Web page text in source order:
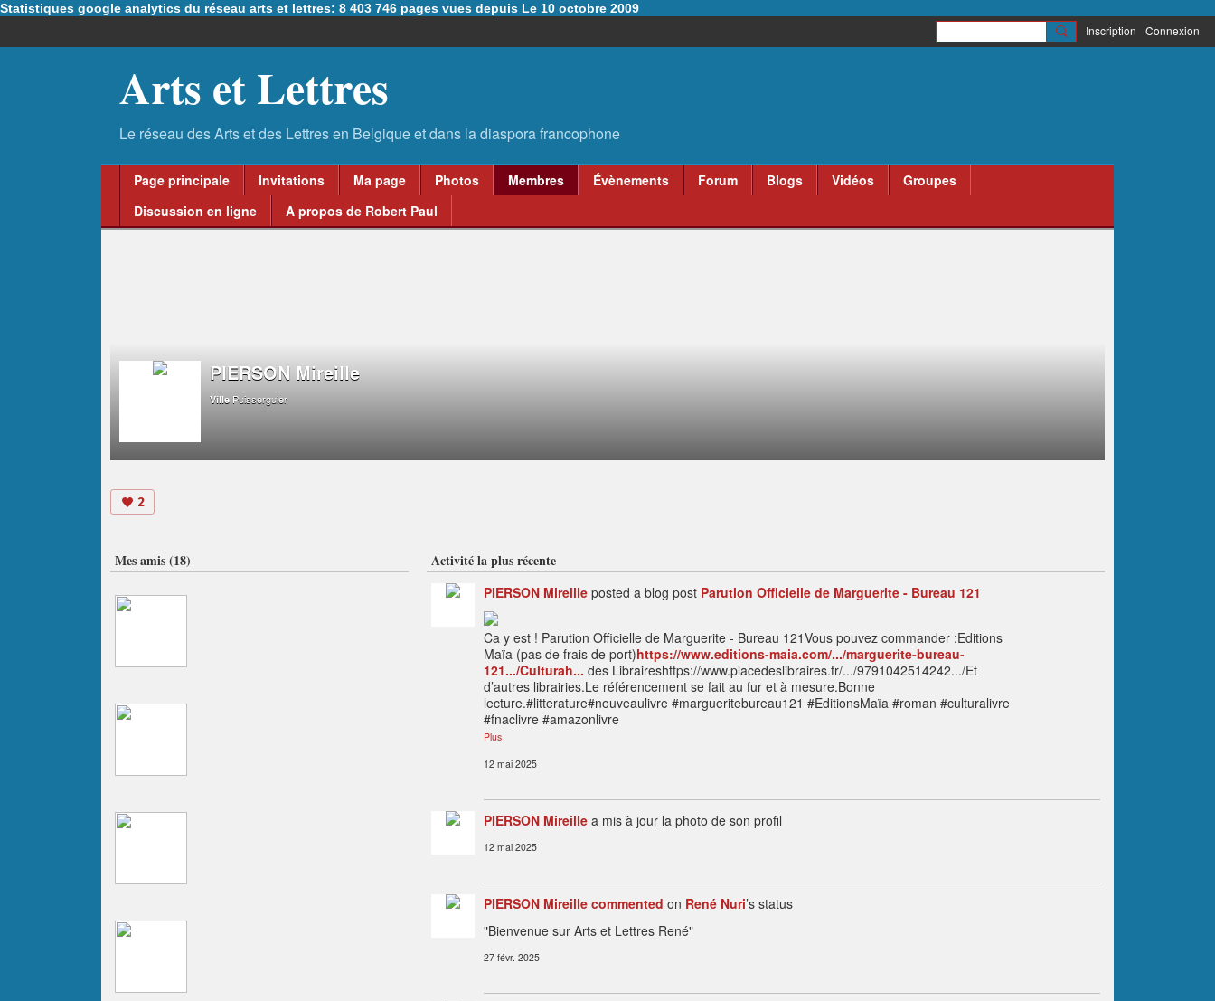
Statistiques google analytics du réseau arts et lettres: 8 403 746 pages vues depuis Le 10 octobre 2009
Inscription Connexion
Arts et Lettres
Page principale Invitations Ma page Photos Membres Évènements Forum Blogs Vidéos
Groupes
Discussion en ligne
A propos de Robert Paul
PIERSON Mireille
Ville Puisserguier
2
Activité la plus récente
PIERSON Mireille posted a blog post Parution Officielle de Marguerite - Bureau 121
Ca y est ! Parution Officielle de Marguerite - Bureau 121Vous pouvez commander :Editions
Maïa (pas de frais de port)https://www.editions-maia.com/.../marguerite-bureau-
121.../Culturah... des Libraireshttps://www.placedeslibraires.fr/.../9791042514242.../Et
d’autres librairies.Le référencement se fait au fur et à mesure.Bonne
lecture.#litterature#nouveaulivre #margueritebureau121 #EditionsMaïa #roman #culturalivre
#fnaclivre #amazonlivre
Plus
12 mai 2025
PIERSON Mireille a mis à jour la photo de son profil
12 mai 2025
PIERSON Mireille commented on René Nuri’s status
"Bienvenue sur Arts et Lettres René"
27 févr. 2025
Mes amis (18)